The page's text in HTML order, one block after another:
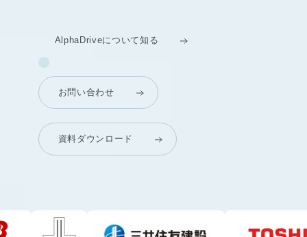
AlphaDriveについて知る
お問い合わせ
資料ダウンロード